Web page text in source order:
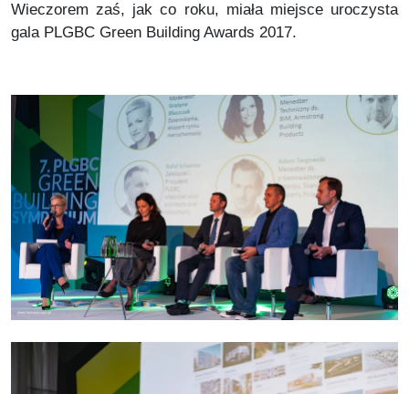
Wieczorem zaś, jak co roku, miała miejsce uroczysta
gala PLGBC Green Building Awards 2017.